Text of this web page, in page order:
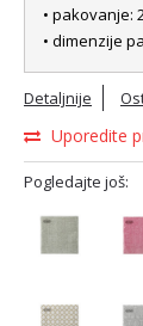
• pakovanje:
• dimenzije
Detaljnije
Uporedite
Pogledajte još: